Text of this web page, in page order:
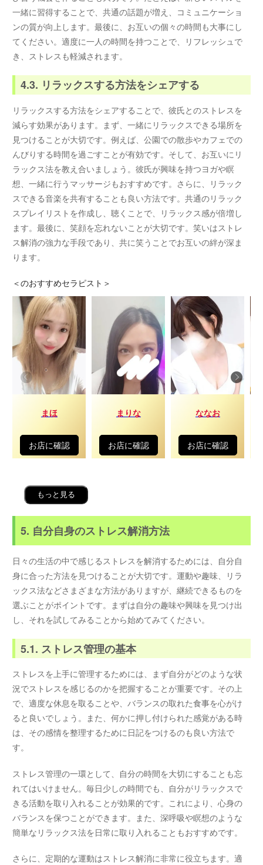
一緒に習得することで、共通の話題が増え、コミュニケーショ
ンの質が向上します。最後に、お互いの個々の時間も大事にし
てください。適度に一人の時間を持つことで、リフレッシュで
き、ストレスも軽減されます。
4.3. リラックスする方法をシェアする
リラックスする方法をシェアすることで、彼氏とのストレスを
減らす効果があります。まず、一緒にリラックスできる場所を
見つけることが大切です。例えば、公園での散歩やカフェでの
んびりする時間を過ごすことが有効です。そして、お互いにリ
ラックス法を教え合いましょう。彼氏が興味を持つヨガや瞑
想、一緒に行うマッサージもおすすめです。さらに、リラック
スできる音楽を共有することも良い方法です。共通のリラック
スプレイリストを作成し、聴くことで、リラックス感が倍増し
ます。最後に、笑顔を忘れないことが大切です。笑いはストレ
ス解消の強力な手段であり、共に笑うことでお互いの絆が深ま
ります。
＜のおすすめセラピスト＞
まほ
お店に確認
まりな
お店に確認
ななお
お店に確認
もっと見る
5. 自分自身のストレス解消方法
日々の生活の中で感じるストレスを解消するためには、自分自
身に合った方法を見つけることが大切です。運動や趣味、リラ
ックス法などさまざまな方法がありますが、継続できるものを
選ぶことがポイントです。まずは自分の趣味や興味を見つけ出
し、それを試してみることから始めてみてください。
5.1. ストレス管理の基本
ストレスを上手に管理するためには、まず自分がどのような状
況でストレスを感じるのかを把握することが重要です。その上
で、適度な休息を取ることや、バランスの取れた食事を心がけ
ると良いでしょう。また、何かに押し付けられた感覚がある時
は、その感情を整理するために日記をつけるのも良い方法で
す。
ストレス管理の一環として、自分の時間を大切にすることも忘
れてはいけません。毎日少しの時間でも、自分がリラックスで
きる活動を取り入れることが効果的です。これにより、心身の
バランスを保つことができます。また、深呼吸や瞑想のような
簡単なリラックス法を日常に取り入れることもおすすめです。
さらに、定期的な運動はストレス解消に非常に役立ちます。適